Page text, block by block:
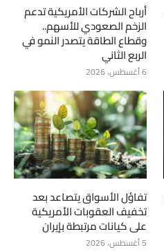
أرباح الشركات الأمريكية تدعم
الزخم الصعودي للأسهم..
وقطاع الطاقة يتصدر النمو في
الربع الثاني
6 أغسطس، 2026
تفاؤل الأسواق يتصاعد بعد
تخفيف العقوبات الأمريكية
على كيانات مرتبطة بإيران
5 أغسطس، 2026